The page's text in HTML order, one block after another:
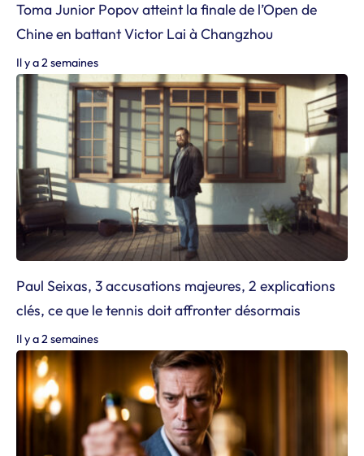
Toma Junior Popov atteint la finale de l’Open de
Chine en battant Victor Lai à Changzhou
Il y a 2 semaines
Paul Seixas, 3 accusations majeures, 2 explications
clés, ce que le tennis doit affronter désormais
Il y a 2 semaines